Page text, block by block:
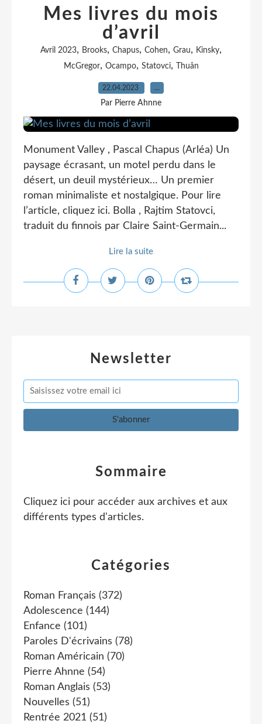
Mes livres du mois
d’avril
Avril 2023, Brooks, Chapus, Cohen, Grau, Kinsky,
McGregor, Ocampo, Statovci, Thuân
22.04.2023 …
Par Pierre Ahnne
Monument Valley , Pascal Chapus (Arléa) Un
paysage écrasant, un motel perdu dans le
désert, un deuil mystérieux… Un premier
roman minimaliste et nostalgique. Pour lire
l’article, cliquez ici. Bolla , Rajtim Statovci,
traduit du finnois par Claire Saint-Germain...
Lire la suite
Newsletter
Catégories
Roman Français (372)
Adolescence (144)
Enfance (101)
Paroles D'écrivains (78)
Roman Américain (70)
Pierre Ahnne (54)
Roman Anglais (53)
Nouvelles (51)
Rentrée 2021 (51)
Sommaire
Cliquez ici pour accéder aux archives et aux
différents types d'articles.